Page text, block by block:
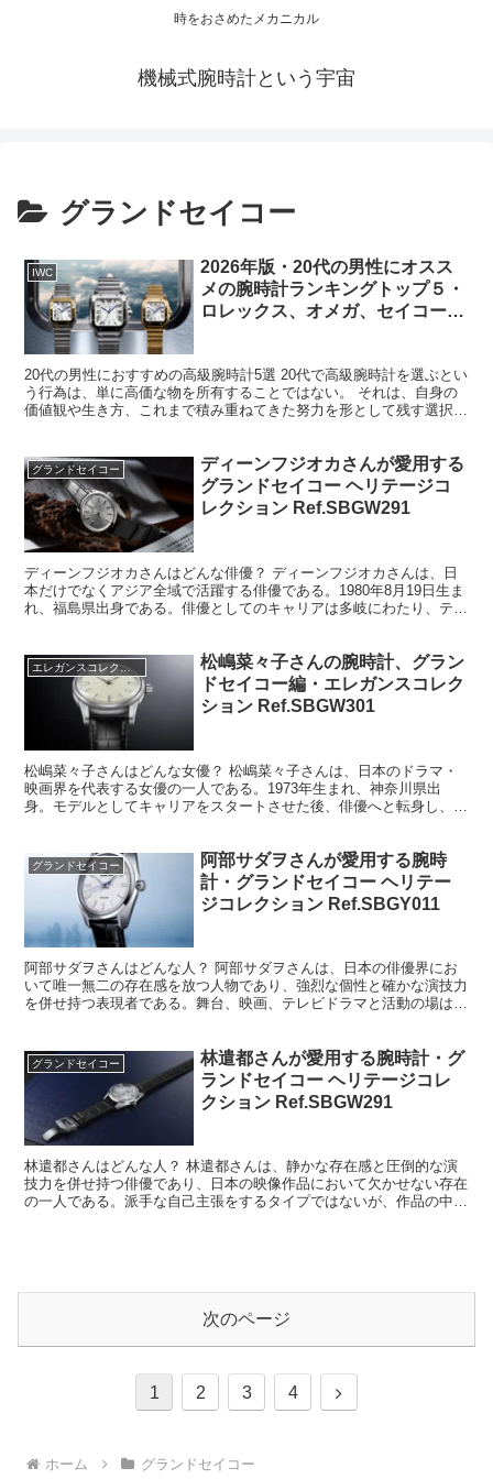
時をおさめたメカニカル
機械式腕時計という宇宙
グランドセイコー
IWC
2026年版・20代の男性にオスス
メの腕時計ランキングトップ５・
ロレックス、オメガ、セイコー、
20代の男性におすすめの高級腕時計5選 20代で高級腕時計を選ぶとい
う行為は、単に高価な物を所有することではない。 それは、自身の
価値観や生き方、これまで積み重ねてきた努力を形として残す選択で
グランドセイコー
ディーンフジオカさんが愛用する
グランドセイコー ヘリテージコ
レクション Ref.SBGW291
ディーンフジオカさんはどんな俳優？ ディーンフジオカさんは、日
本だけでなくアジア全域で活躍する俳優である。1980年8月19日生ま
れ、福島県出身である。俳優としてのキャリアは多岐にわたり、テレ
エレガンスコレクション
松嶋菜々子さんの腕時計、グラン
ドセイコー編・エレガンスコレク
ション Ref.SBGW301
松嶋菜々子さんはどんな女優？ 松嶋菜々子さんは、日本のドラマ・
映画界を代表する女優の一人である。1973年生まれ、神奈川県出
身。モデルとしてキャリアをスタートさせた後、俳優へと転身し、
グランドセイコー
阿部サダヲさんが愛用する腕時
計・グランドセイコー ヘリテー
ジコレクション Ref.SBGY011
阿部サダヲさんはどんな人？ 阿部サダヲさんは、日本の俳優界にお
いて唯一無二の存在感を放つ人物であり、強烈な個性と確かな演技力
を併せ持つ表現者である。舞台、映画、テレビドラマと活動の場は幅
グランドセイコー
林遣都さんが愛用する腕時計・グ
ランドセイコー ヘリテージコレ
クション Ref.SBGW291
林遣都さんはどんな人？ 林遣都さんは、静かな存在感と圧倒的な演
技力を併せ持つ俳優であり、日本の映像作品において欠かせない存在
の一人である。派手な自己主張をするタイプではないが、作品の中で
次のページ
1 2 3 4
次
ホーム グランドセイコー